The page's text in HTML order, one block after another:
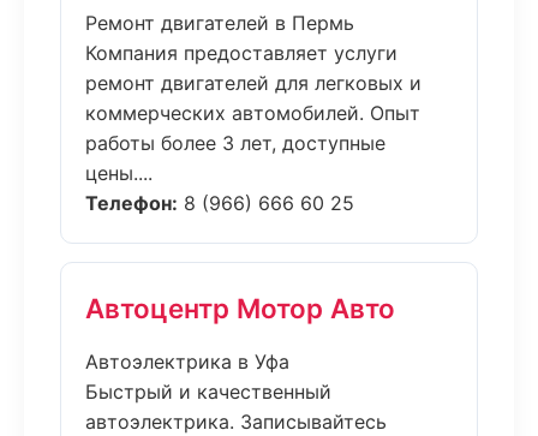
Ремонт двигателей в Пермь
Компания предоставляет услуги
ремонт двигателей для легковых и
коммерческих автомобилей. Опыт
работы более 3 лет, доступные
цены....
Телефон: 8 (966) 666 60 25
Автоцентр Мотор Авто
Автоэлектрика в Уфа
Быстрый и качественный
автоэлектрика. Записывайтесь